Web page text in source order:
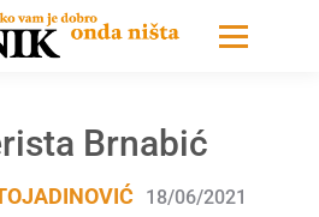
Brnabić
18/06/2021